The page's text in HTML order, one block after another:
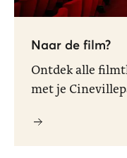
Naar de film?
Ontdek alle
met je